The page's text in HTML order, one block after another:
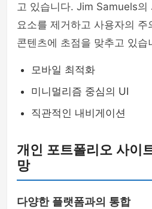
고 있습니다. Jim Samuels의
요소를 제거하고 사용자의 주
콘텐츠에 초점을 맞추고 있습
모바일 최적화
미니멀리즘 중심의 UI
직관적인 내비게이션
개인 포트폴리오 사이
망
다양한 플랫폼과의 통합